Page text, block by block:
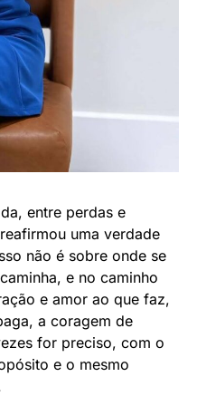
entre perdas e
reafirmou uma verdade
não é sobre onde se
e no caminho
e amor ao que faz,
a coragem de
for preciso, com o
e o mesmo